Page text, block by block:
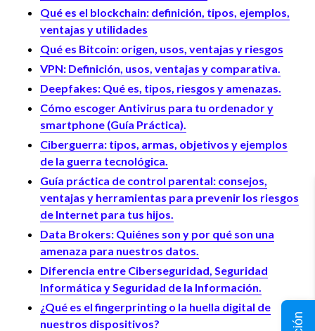
Qué es el blockchain: definición, tipos, ejemplos,
ventajas y utilidades
Qué es Bitcoin: origen, usos, ventajas y riesgos
VPN: Definición, usos, ventajas y comparativa.
Deepfakes: Qué es, tipos, riesgos y amenazas.
Cómo escoger Antivirus para tu ordenador y
smartphone (Guía Práctica).
Ciberguerra: tipos, armas, objetivos y ejemplos
de la guerra tecnológica.
Guía práctica de control parental: consejos,
ventajas y herramientas para prevenir los riesgos
de Internet para tus hijos.
Data Brokers: Quiénes son y por qué son una
amenaza para nuestros datos.
Diferencia entre Ciberseguridad, Seguridad
Informática y Seguridad de la Información.
¿Qué es el fingerprinting o la huella digital de
nuestros dispositivos?